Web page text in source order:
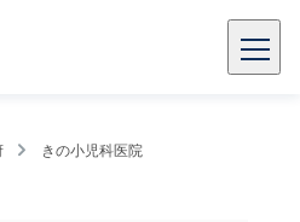
きの小児科医院